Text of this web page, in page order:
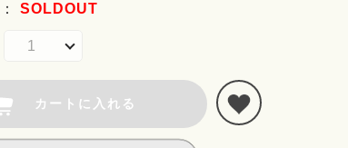
： SOLDOUT
カートに入れる